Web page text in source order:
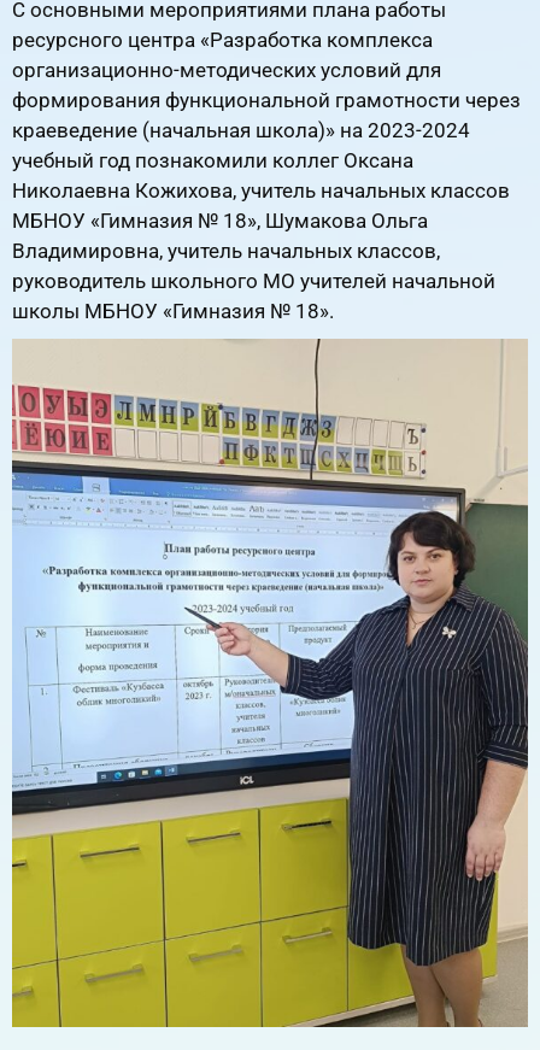
С основными мероприятиями плана работы
ресурсного центра «Разработка комплекса
организационно-методических условий для
формирования функциональной грамотности через
краеведение (начальная школа)» на 2023-2024
учебный год познакомили коллег Оксана
Николаевна Кожихова, учитель начальных классов
МБНОУ «Гимназия № 18», Шумакова Ольга
Владимировна, учитель начальных классов,
руководитель школьного МО учителей начальной
школы МБНОУ «Гимназия № 18».